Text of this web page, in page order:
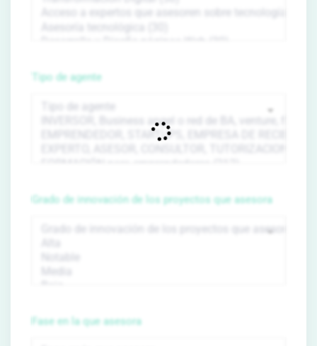
Tipo de agente
Grado de innovación de los proyectos que asesora
Fase en la que asesora